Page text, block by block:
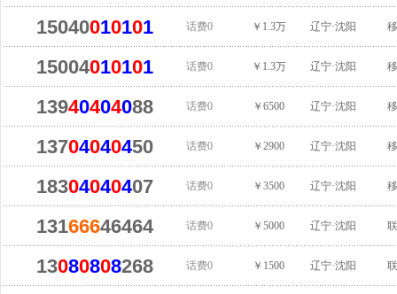
15040010101 话费0 ￥1.3万 辽宁·沈阳
15004010101 话费0 ￥1.3万 辽宁·沈阳
13940404088 话费0 ￥6500 辽宁·沈阳
13704040450 话费0 ￥2900 辽宁·沈阳
18304040407 话费0 ￥3500 辽宁·沈阳
13166646464 话费0 ￥5000 辽宁·沈阳
13080808268 话费0 ￥1500 辽宁·沈阳